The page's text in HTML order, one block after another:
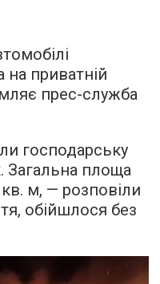
на приватній
прес-служба
господарську
Загальна площа
м, — розповіли
обійшлося без